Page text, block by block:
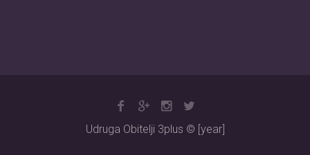
Udruga Obitelji 3plus © [year]